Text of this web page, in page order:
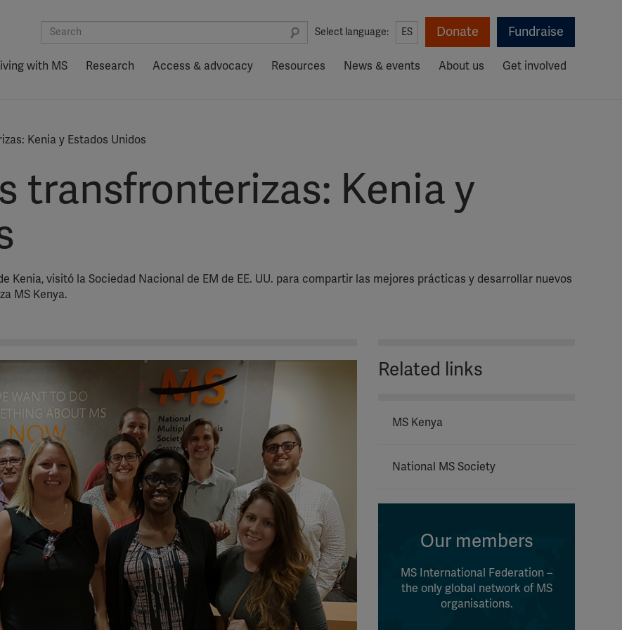
Select language: ES Donate Fundraise
with MS Research Access & advocacy Resources News & events About us Get involved
Kenia y Estados Unidos
transfronterizas: Kenia y
Kenia, visitó la Sociedad Nacional de EM de EE. UU. para compartir las mejores prácticas y desarrollar nuevos
MS Kenya.
Related links
MS Kenya
National MS Society
Our members
MS International Federation –
the only global network of MS
organisations.